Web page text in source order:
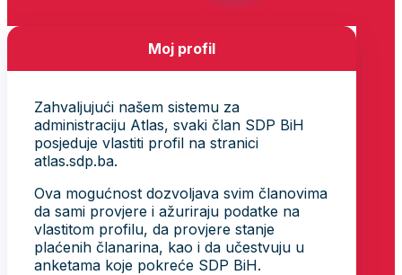
Moj profil
Zahvaljujući našem sistemu za
administraciju Atlas, svaki član SDP BiH
posjeduje vlastiti profil na stranici
atlas.sdp.ba.
Ova mogućnost dozvoljava svim članovima
da sami provjere i ažuriraju podatke na
vlastitom profilu, da provjere stanje
plaćenih članarina, kao i da učestvuju u
anketama koje pokreće SDP BiH.